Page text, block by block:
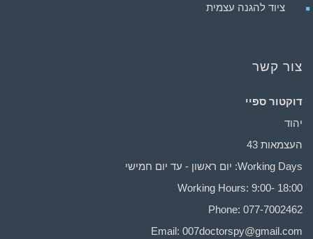
ציוד להגנה עצמית
צור קשר
דוקטור ספיי
יהוד
העצמאות 43
Working Days: יום ראשון - עד יום חמישי
Working Hours: 9:00- 18:00
Phone: 077-7002462
Email: 007doctorspy@gmail.com